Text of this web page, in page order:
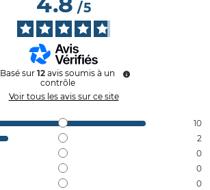
/5
Basé sur 12 avis soumis à un
contrôle
Voir tous les avis sur ce site
10
2
0
0
0